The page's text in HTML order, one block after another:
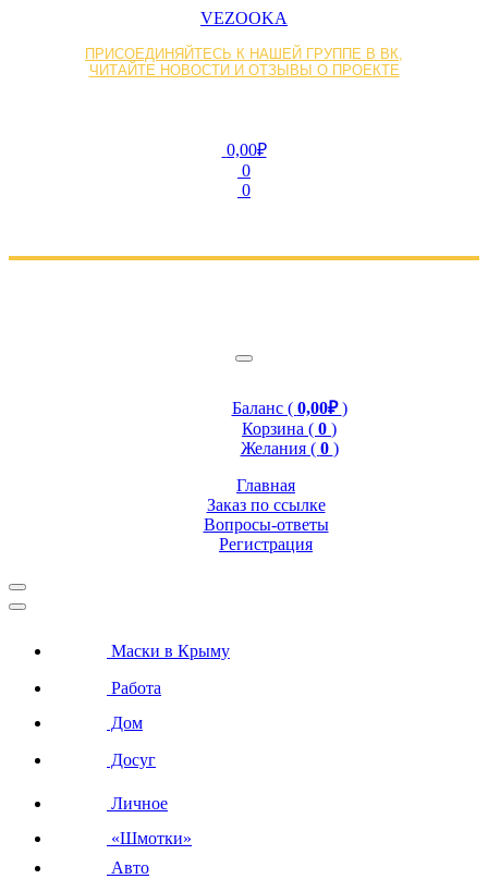
VEZOOKA
ПРИСОЕДИНЯЙТЕСЬ К НАШЕЙ ГРУППЕ В ВК,
ЧИТАЙТЕ НОВОСТИ И ОТЗЫВЫ О ПРОЕКТЕ
0,00₽
0
0
Баланс ( 0,00₽)
Корзина ( 0 )
Желания ( 0 )
Главная
Заказ по ссылке
Вопросы-ответы
Регистрация
Маски в Крыму
Работа
Дом
Досуг
Личное
«Шмотки»
Авто